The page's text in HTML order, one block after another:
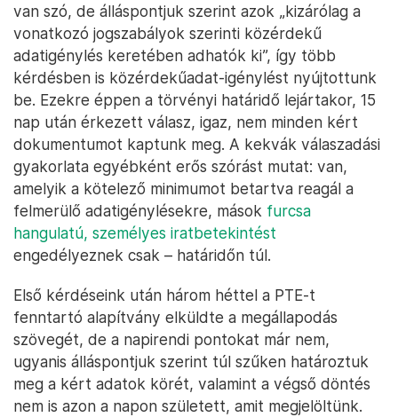
van szó, de álláspontjuk szerint azok „kizárólag a
vonatkozó jogszabályok szerinti közérdekű
adatigénylés keretében adhatók ki”, így több
kérdésben is közérdekűadat-igénylést nyújtottunk
be. Ezekre éppen a törvényi határidő lejártakor, 15
nap után érkezett válasz, igaz, nem minden kért
dokumentumot kaptunk meg. A kekvák válaszadási
gyakorlata egyébként erős szórást mutat: van,
amelyik a kötelező minimumot betartva reagál a
felmerülő adatigénylésekre, mások furcsa
hangulatú, személyes iratbetekintést
engedélyeznek csak – határidőn túl.
Első kérdéseink után három héttel a PTE-t
fenntartó alapítvány elküldte a megállapodás
szövegét, de a napirendi pontokat már nem,
ugyanis álláspontjuk szerint túl szűken határoztuk
meg a kért adatok körét, valamint a végső döntés
nem is azon a napon született, amit megjelöltünk.